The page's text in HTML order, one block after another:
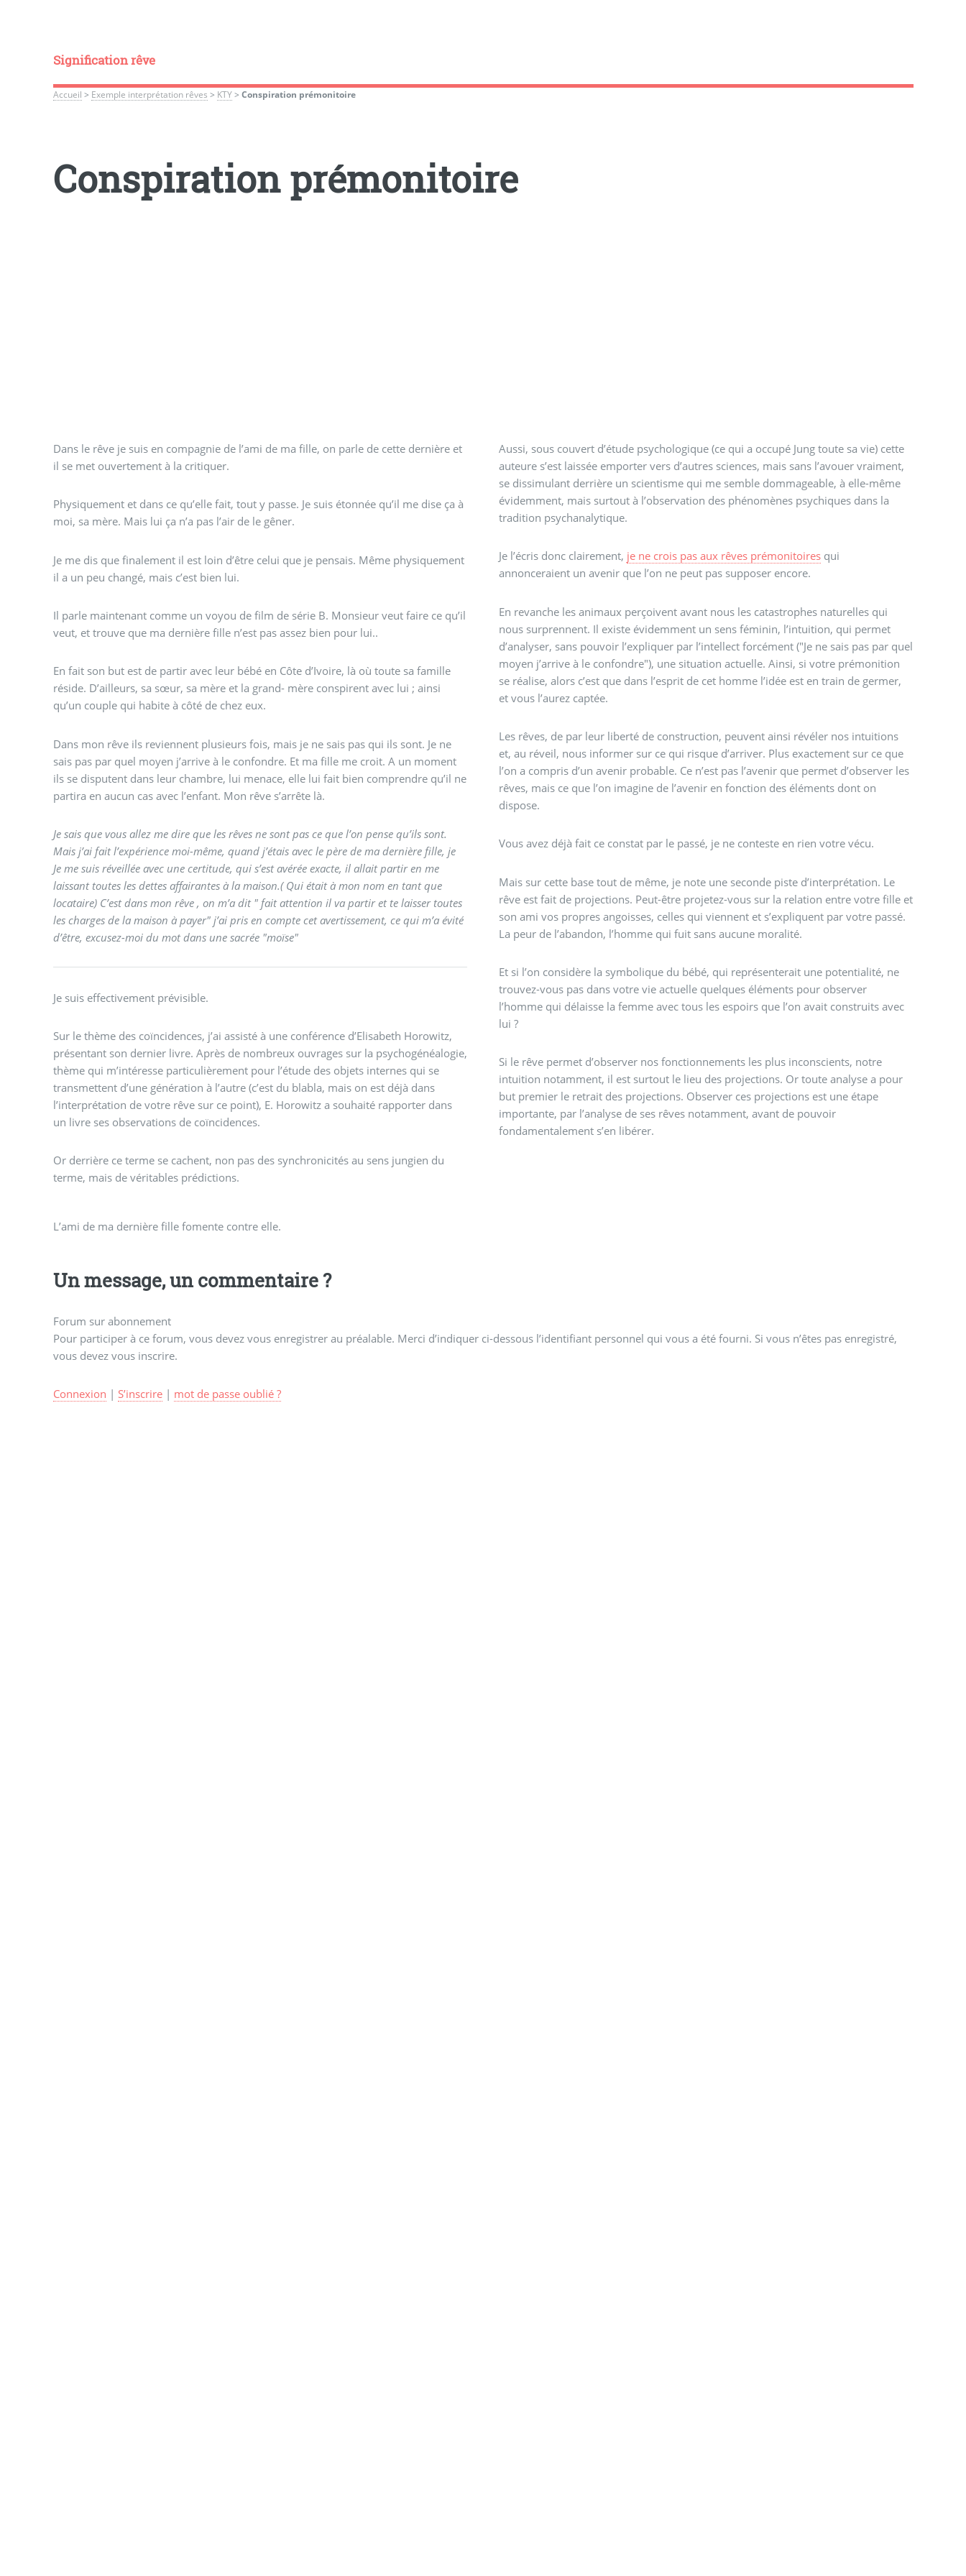
Signification rêve
Accueil > Exemple interprétation rêves > KTY> Conspiration prémonitoire
Conspiration prémonitoire
Dans le rêve je suis en compagnie de l’ami de ma fille, on parle de cette dernière et
il se met ouvertement à la critiquer.
Physiquement et dans ce qu’elle fait, tout y passe. Je suis étonnée qu’il me dise ça à
moi, sa mère. Mais lui ça n’a pas l’air de le gêner.
Je me dis que finalement il est loin d’être celui que je pensais. Même physiquement
il a un peu changé, mais c’est bien lui.
Il parle maintenant comme un voyou de film de série B. Monsieur veut faire ce qu’il
veut, et trouve que ma dernière fille n’est pas assez bien pour lui..
En fait son but est de partir avec leur bébé en Côte d’Ivoire, là où toute sa famille
réside. D’ailleurs, sa sœur, sa mère et la grand- mère conspirent avec lui ; ainsi
qu’un couple qui habite à côté de chez eux.
Dans mon rêve ils reviennent plusieurs fois, mais je ne sais pas qui ils sont. Je ne
sais pas par quel moyen j’arrive à le confondre. Et ma fille me croit. A un moment
ils se disputent dans leur chambre, lui menace, elle lui fait bien comprendre qu’il ne
partira en aucun cas avec l’enfant. Mon rêve s’arrête là.
Je sais que vous allez me dire que les rêves ne sont pas ce que l’on pense qu’ils sont.
Mais j’ai fait l’expérience moi-même, quand j’étais avec le père de ma dernière fille, je
Je me suis réveillée avec une certitude, qui s’est avérée exacte, il allait partir en me
laissant toutes les dettes affairantes à la maison.( Qui était à mon nom en tant que
locataire) C’est dans mon rêve , on m’a dit " fait attention il va partir et te laisser toutes
les charges de la maison à payer" j’ai pris en compte cet avertissement, ce qui m’a évité
d’être, excusez-moi du mot dans une sacrée "moïse"
Je suis effectivement prévisible.
Sur le thème des coïncidences, j’ai assisté à une conférence d’Elisabeth Horowitz,
présentant son dernier livre. Après de nombreux ouvrages sur la psychogénéalogie,
thème qui m’intéresse particulièrement pour l’étude des objets internes qui se
transmettent d’une génération à l’autre (c’est du blabla, mais on est déjà dans
l’interprétation de votre rêve sur ce point), E. Horowitz a souhaité rapporter dans
un livre ses observations de coïncidences.
Or derrière ce terme se cachent, non pas des synchronicités au sens jungien du
terme, mais de véritables prédictions.
Aussi, sous couvert d’étude psychologique (ce qui a occupé Jung toute sa vie) cette
auteure s’est laissée emporter vers d’autres sciences, mais sans l’avouer vraiment,
se dissimulant derrière un scientisme qui me semble dommageable, à elle-même
évidemment, mais surtout à l’observation des phénomènes psychiques dans la
tradition psychanalytique.
Je l’écris donc clairement, je ne crois pas aux rêves prémonitoires qui
annonceraient un avenir que l’on ne peut pas supposer encore.
En revanche les animaux perçoivent avant nous les catastrophes naturelles qui
nous surprennent. Il existe évidemment un sens féminin, l’intuition, qui permet
d’analyser, sans pouvoir l’expliquer par l’intellect forcément ("Je ne sais pas par quel
moyen j’arrive à le confondre"), une situation actuelle. Ainsi, si votre prémonition
se réalise, alors c’est que dans l’esprit de cet homme l’idée est en train de germer,
et vous l’aurez captée.
Les rêves, de par leur liberté de construction, peuvent ainsi révéler nos intuitions
et, au réveil, nous informer sur ce qui risque d’arriver. Plus exactement sur ce que
l’on a compris d’un avenir probable. Ce n’est pas l’avenir que permet d’observer les
rêves, mais ce que l’on imagine de l’avenir en fonction des éléments dont on
dispose.
Vous avez déjà fait ce constat par le passé, je ne conteste en rien votre vécu.
Mais sur cette base tout de même, je note une seconde piste d’interprétation. Le
rêve est fait de projections. Peut-être projetez-vous sur la relation entre votre fille et
son ami vos propres angoisses, celles qui viennent et s’expliquent par votre passé.
La peur de l’abandon, l’homme qui fuit sans aucune moralité.
Et si l’on considère la symbolique du bébé, qui représenterait une potentialité, ne
trouvez-vous pas dans votre vie actuelle quelques éléments pour observer
l’homme qui délaisse la femme avec tous les espoirs que l’on avait construits avec
lui ?
Si le rêve permet d’observer nos fonctionnements les plus inconscients, notre
intuition notamment, il est surtout le lieu des projections. Or toute analyse a pour
but premier le retrait des projections. Observer ces projections est une étape
importante, par l’analyse de ses rêves notamment, avant de pouvoir
fondamentalement s’en libérer.
L’ami de ma dernière fille fomente contre elle.
Un message, un commentaire ?
Forum sur abonnement
Pour participer à ce forum, vous devez vous enregistrer au préalable. Merci d’indiquer ci-dessous l’identifiant personnel qui vous a été fourni. Si vous n’êtes pas enregistré,
vous devez vous inscrire.
Connexion | S’inscrire| mot de passe oublié ?